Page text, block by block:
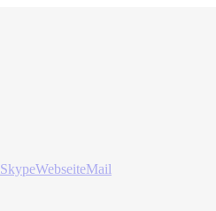
SkypeWebseiteMail